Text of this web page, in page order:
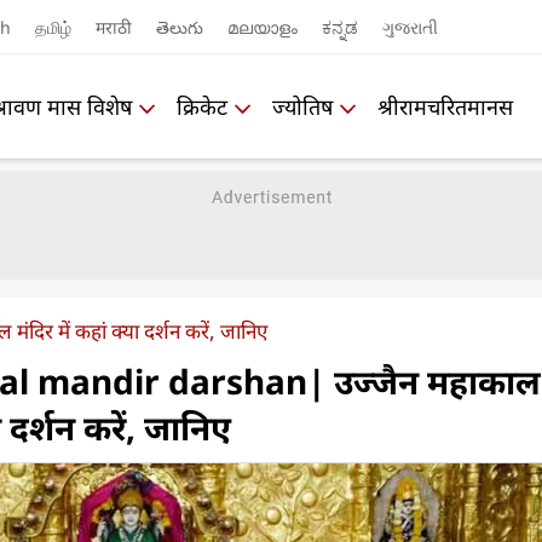
தமிழ் मराठी తెలుగు മലയാളം ಕನ್ನಡ ગુજરાતી
मास विशेष क्रिकेट ज्योतिष श्रीरामचरितमानस
में कहां क्या दर्शन करें, जानिए
mandir darshan| उज्जैन महाकाल
करें, जानिए